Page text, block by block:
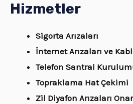
Hizmetler
Sigorta Arızaları
İnternet Arızaları ve
Telefon Santral
Topraklama Hat Çekimi
Zil Diyafon Arızaları